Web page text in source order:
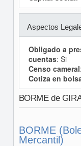
Aspectos
Obligado a
cuentas: Si
Censo cameral
Cotiza en
BORME de
BORME
Mercantil)